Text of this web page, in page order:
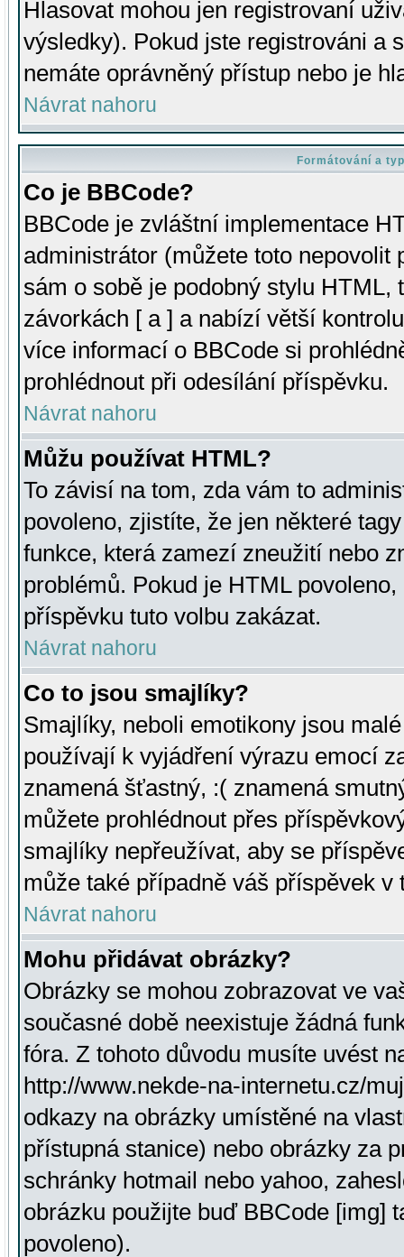
Hlasovat mohou jen registrovaní
výsledky). Pokud jste registrováni a
nemáte oprávněný přístup nebo je
Návrat nahoru
Formátování a
Co je BBCode?
BBCode je zvláštní implementace
administrátor (můžete toto
sám o sobě je podobný stylu HTML,
závorkách [ a ] a nabízí větší
více informací o BBCode si
prohlédnout při odesílání příspěvku.
Návrat nahoru
Můžu používat HTML?
To závisí na tom, zda vám to
povoleno, zjistíte, že jen některé
funkce, která zamezí zneužití nebo
problémů. Pokud je HTML
příspěvku tuto volbu zakázat.
Návrat nahoru
Co to jsou smajlíky?
Smajlíky, neboli emotikony jsou
používají k vyjádření výrazu emocí
znamená šťastný, :( znamená
můžete prohlédnout přes
smajlíky nepřeužívat, aby se
může také případně váš příspěvek v
Návrat nahoru
Mohu přidávat obrázky?
Obrázky se mohou zobrazovat ve
současné době neexistuje žádná
fóra. Z tohoto důvodu musíte uvést
http://www.nekde-na-internetu.cz/
odkazy na obrázky umístěné na
přístupná stanice) nebo obrázky za
schránky hotmail nebo yahoo,
obrázku použijte buď BBCode [img]
povoleno).